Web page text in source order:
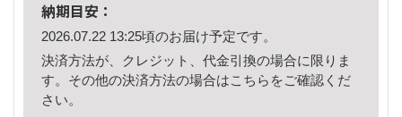
納期目安：
2026.07.22 13:25頃のお届け予定です。
決済方法が、クレジット、代金引換の場合に限りま
す。その他の決済方法の場合はこちら をご確認くだ
さい。